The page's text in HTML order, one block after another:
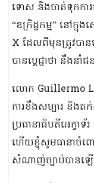
ទោស និងចាត់ទុកកា
“ឧក្រិដ្ឋកម្ម” នៅក្
X ដែលពីមុនត្រូវបា
បានប្តេជ្ញាថា នឹងន
លោក Guillermo
ការខឹងសម្បារ និងតក់
ប្រធានាធិបតីអេក្វ
ហើយខ្ញុំសូមធានាចំពោ
សំណាញ់ច្បាប់បានឡ